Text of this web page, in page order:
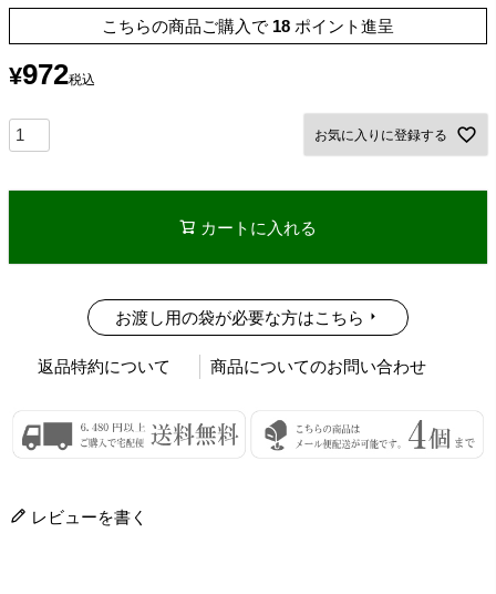
こちらの商品ご購入で 18 ポイント進呈
¥972税込
お気に入りに登録する
カートに入れる
お渡し用の袋が必要な方はこちら
返品特約について 商品についてのお問い合わせ
レビューを書く